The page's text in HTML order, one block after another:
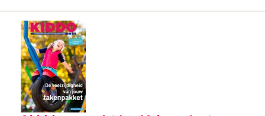
Bram Berkhout
Louise Berkhout
Brenda Berns
Tony Bertram